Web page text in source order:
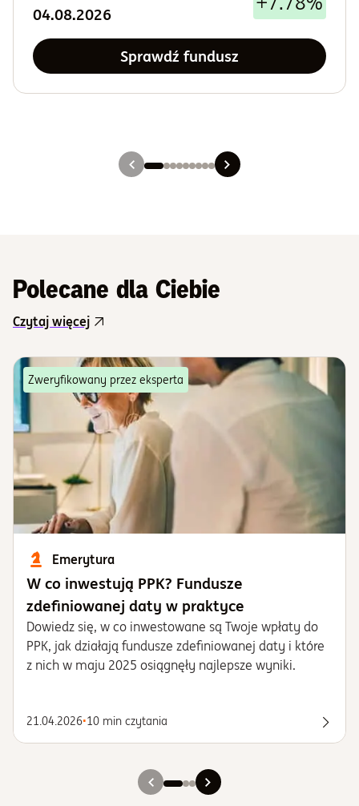
04.08.2026
Sprawdź fundusz
Slajd 4
Slajd 5
Slajd 6
Slajd 7
Slajd 8
Slajd 9
Polecane dla Ciebie
Czytaj więcej
Zweryfikowany przez eksperta
Emerytura
W co inwestują PPK? Fundusze
zdefiniowanej daty w praktyce
Dowiedz się, w co inwestowane są Twoje wpłaty do
PPK, jak działają fundusze zdefiniowanej daty i które
z nich w maju 2025 osiągnęły najlepsze wyniki.
21.04.2026•10 min czytania
Slajd 1
Slajd 2
Slajd 3